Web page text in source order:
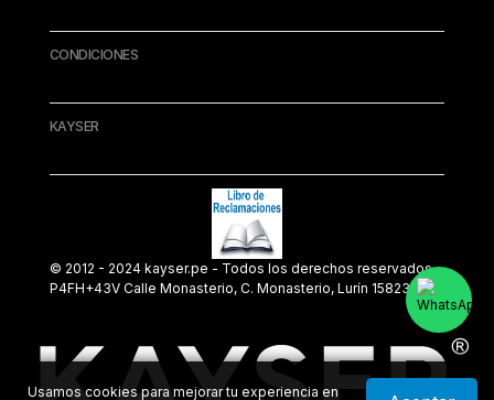
CONDICIONES
KAYSER
© 2012 - 2024 kayser.pe - Todos los derechos reservados.
P4FH+43V Calle Monasterio, C. Monasterio, Lurín 15823
Usamos cookies para mejorar tu experiencia en